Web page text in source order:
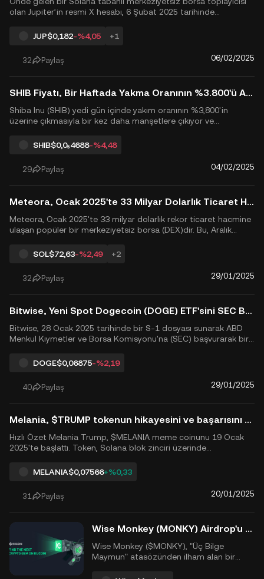
olan Jupiter’in resmi X hesabı, 6 Şubat 2025 tarihinde
memecoinleri tanıtmak için kullandı ve bu durum yatırımcılar
arasında panik yaratarak kayda değer finansal kayıplara neden
JUP$0,182-%4,05 +1
32 Paylaş 06/02/2025
SHIB Fiyatı, Bir Haftada Yakma Oranının %3.800'ü Aşmasıyla %6 Yükseldi
Shiba Inu (SHIB) yedi gün içinde yakım oranının %3,800'in
üzerine çıkmasıyla bir kez daha manşetlere çıkıyor ve
kripto piyasasının toparlanmasıyla aynı zamana denk geliyor ve
SHIB fiyatını bir günde %6'nın üzerine itiyor. Ancak bu iv...
SHIB$0,0₅4688-%4,48
29 Paylaş 04/02/2025
Meteora, Ocak 2025'te 33 Milyar Dolarlık Ticaret Hacmine Ulaştı ve Solana'nın DeFi Büyümesini Destekliyor.
Meteora, Ocak 2025'te 33 milyar dolarlık rekor ticaret hacmine
ulaşan popüler bir merkeziyetsiz borsa (DEX)dir. Bu, Aralık
Meteora şu anda toplam pazar payının %9'unu elinde
bulunduruyor ve bu da onu dünyadaki en iyi beş DEX arasında
SOL$72,63-%2,49 +2
32 Paylaş 29/01/2025
Bitwise, Yeni Spot Dogecoin (DOGE) ETF'sini SEC Başvurusu ile Başlatmayı Bekliyor, Kripto Piyasasını Canlandırıyor.
Bitwise, 28 Ocak 2025 tarihinde bir S-1 dosyası sunarak ABD
Menkul Kıymetler ve Borsa Komisyonu'na (SEC) başvurarak bir
kripto varlıkları herkes için kolayca erişilebilir hale getirmeye
kendini adamış, dünyanın en büyük kripto indeks fon...
DOGE$0,06875-%2,19
40 Paylaş 29/01/2025
Melania, $TRUMP tokenun hikayesini ve başarısını takip ederek yeni bir memecoin başlatıyor
Hızlı Özet Melania Trump, $MELANIA meme coinunu 19 Ocak
2025'te başlattı. Token, Solana blok zinciri üzerinde
250.000.000 token. Erken raporlanan 24 saatlik işlem hacmi 310
milyon doları aştı. Token, Donald Trump'ın $TRUMP me...
MELANIA$0,07566+%0,33
31 Paylaş 20/01/2025
Wise Monkey (MONKY) Airdrop'u 12 Aralık'ta FLOKI, TOKEN ve APE Sahipleri İçin: Bilmeniz Gereken Her Şey
Wise Monkey ($MONKY), "Üç Bilge
Maymun" atasözünden ilham alan bir